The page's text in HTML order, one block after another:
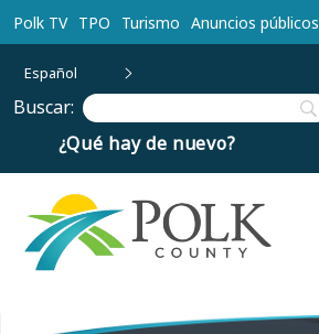
Ir al contenido principal
Polk TV TPO Turismo Anuncios públicos
Español
Buscar:
¿Qué hay de nuevo?